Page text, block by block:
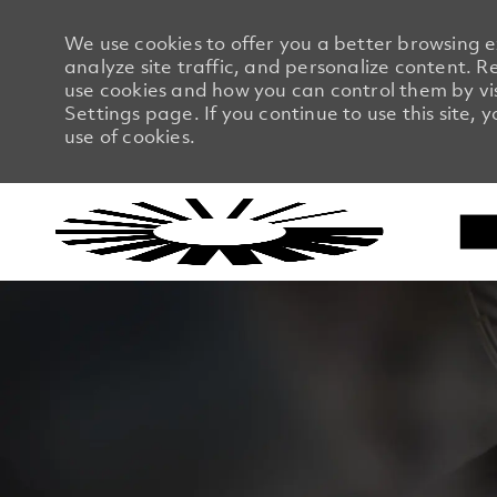
We use cookies to offer you a better browsing
analyze site traffic, and personalize content.
use cookies and how you can control them by
Settings page. If you continue to use this site,
use of cookies.